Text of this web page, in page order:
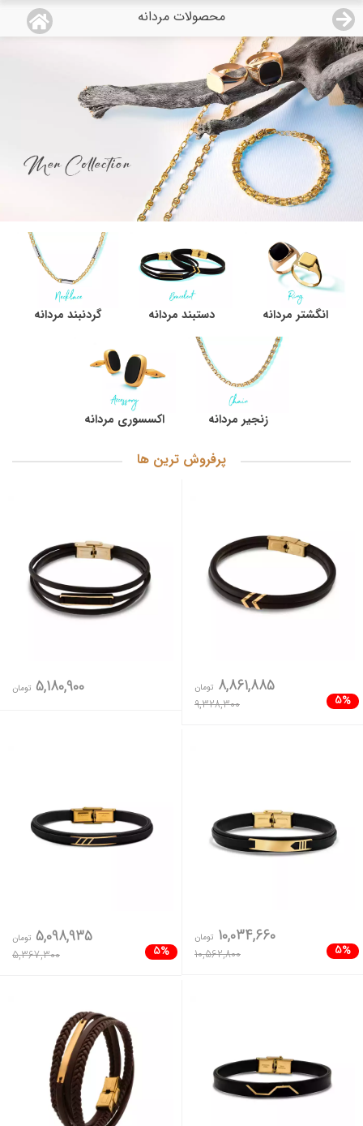
محصولات مردانه
منو
قیمت هرگرم طلای 18 عیار:
صفحه اصلی
دسته بندی محصولات
نمایندگی ها
مجله روبی
درباره ما
اعطای نمایندگی
انگشتر مردانه دستبند مردانه گردنبند مردانه
زنجیر مردانه اکسسوری مردانه
پرفروش ترین ها
5%
8,861,885 تومان
9,328,300
5,180,900 تومان
5%
10,034,660 تومان
10,562,800
5%
5,098,935 تومان
5,367,300